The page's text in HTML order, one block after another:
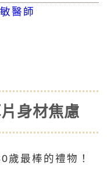
醫師
身材焦慮
歲最棒的禮物！